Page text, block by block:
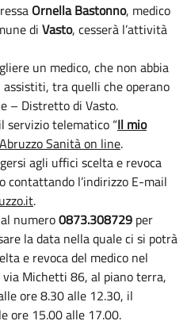
Ornella Bastonno, medico
di Vasto, cesserà l’attività
un medico, che non abbia
tra quelli che operano
– Distretto di Vasto.
servizio telematico “Il mio
Abruzzo Sanità on line.
agli uffici scelta e revoca
contattando l’indirizzo E-mail
.
numero0873.308729 per
la data nella quale ci si potrà
e revoca del medico nel
Michetti 86, al piano terra,
ore 8.30 alle 12.30, il
ore 15.00 alle 17.00.